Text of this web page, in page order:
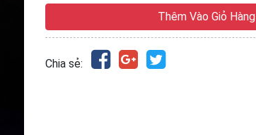
Thêm Vào Giỏ Hàng
Chia sẻ: